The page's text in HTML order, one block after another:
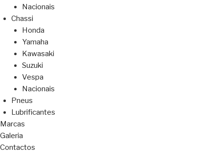
Nacionais
Chassi
Honda
Yamaha
Kawasaki
Suzuki
Vespa
Nacionais
Pneus
Lubrificantes
Marcas
Galeria
Contactos